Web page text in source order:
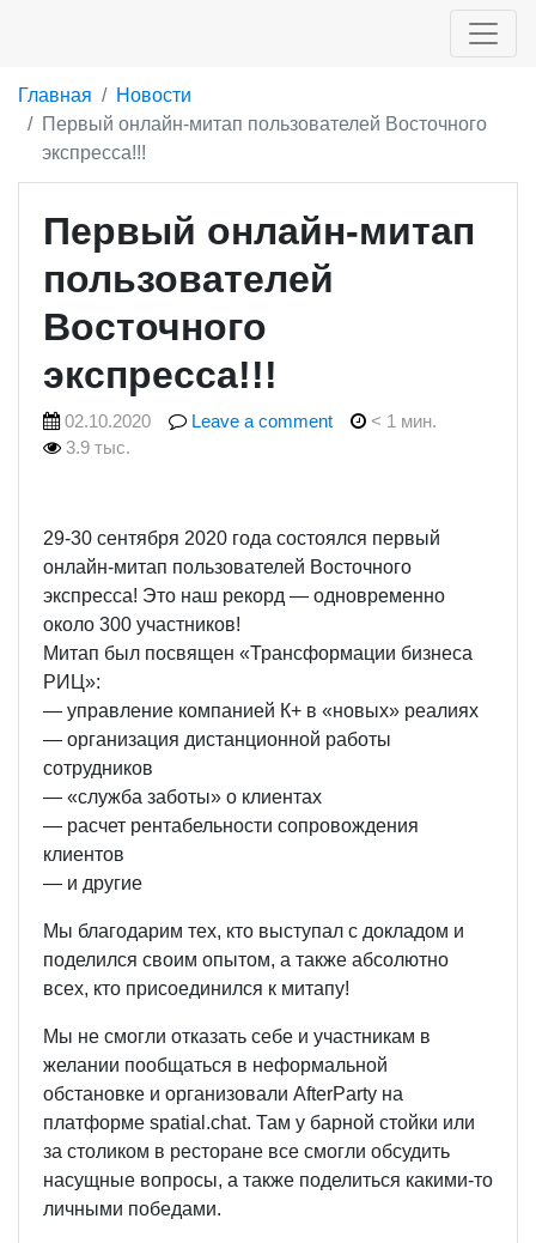
Главная
Новости
Первый онлайн-митап пользователей Восточного
экспресса!!!
Первый онлайн-митап
пользователей
Восточного
экспресса!!!
02.10.2020 Leave a comment
< 1 мин.
3.9 тыс.
29-30 сентября 2020 года состоялся первый
онлайн-митап пользователей Восточного
экспресса! Это наш рекорд — одновременно
около 300 участников!
Митап был посвящен «Трансформации бизнеса
РИЦ»:
— управление компанией К+ в «новых» реалиях
— организация дистанционной работы
сотрудников
— «служба заботы» о клиентах
— расчет рентабельности сопровождения
клиентов
— и другие
Мы благодарим тех, кто выступал с докладом и
поделился своим опытом, а также абсолютно
всех, кто присоединился к митапу!
Мы не смогли отказать себе и участникам в
желании пообщаться в неформальной
обстановке и организовали AfterParty на
платформе spatial.chat. Там у барной стойки или
за столиком в ресторане все смогли обсудить
насущные вопросы, а также поделиться какими-то
личными победами.